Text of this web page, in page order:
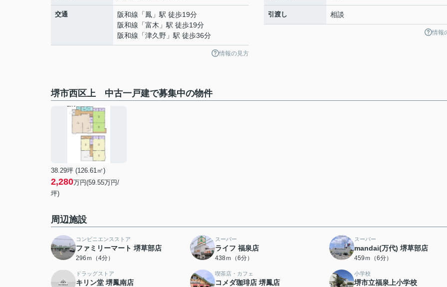
交通 阪和線 「鳳 」駅 徒歩19分
阪和線 「富木 」駅 徒歩19分
阪和線 「津久野 」駅 徒歩36分
情報の見方
引渡し 相談
情報
堺市西区上 中古一戸建で募集中の物件
38.29坪 (126.61㎡)
2,280万円(59.55万円/
坪)
周辺施設
コンビニエンスストア
ファミリーマート 堺草部店
296ｍ（4分）
スーパー
ライフ 福泉店
438ｍ（6分）
スーパー
mandai(万代) 堺草部店
459ｍ（6分）
ドラッグストア
キリン堂 堺鳳南店
喫茶店・カフェ
コメダ珈琲店 堺鳳店
小学校
堺市立福泉上小学校